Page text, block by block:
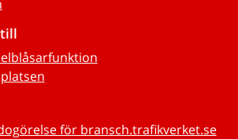
för bransch.trafikverket.se